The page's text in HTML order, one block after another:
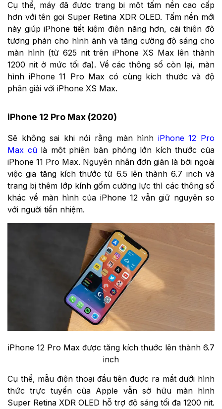
Cụ thể, máy đã được trang bị một tấm nền cao cấp
hơn với tên gọi Super Retina XDR OLED. Tấm nền mới
này giúp iPhone tiết kiệm điện năng hơn, cải thiện độ
tương phản cho hình ảnh và tăng cường độ sáng cho
màn hình (từ 625 nit trên iPhone XS Max lên thành
1200 nit ở mức tối đa). Về các thông số còn lại, màn
hình iPhone 11 Pro Max có cùng kích thước và độ
phân giải với iPhone XS Max.
iPhone 12 Pro Max (2020)
Sẽ không sai khi nói rằng màn hình iPhone 12 Pro
Max cũlà một phiên bản phóng lớn kích thước của
iPhone 11 Pro Max. Nguyên nhân đơn giản là bởi ngoài
việc gia tăng kích thước từ 6.5 lên thành 6.7 inch và
trang bị thêm lớp kính gốm cường lực thì các thông số
khác về màn hình của iPhone 12 vẫn giữ nguyên so
với người tiền nhiệm.
iPhone 12 Pro Max được tăng kích thước lên thành 6.7
inch
Cụ thể, mẫu điện thoại đầu tiên được ra mắt dưới hình
thức trực tuyến của Apple vẫn sở hữu màn hình
Super Retina XDR OLED hỗ trợ độ sáng tối đa 1200 nit.